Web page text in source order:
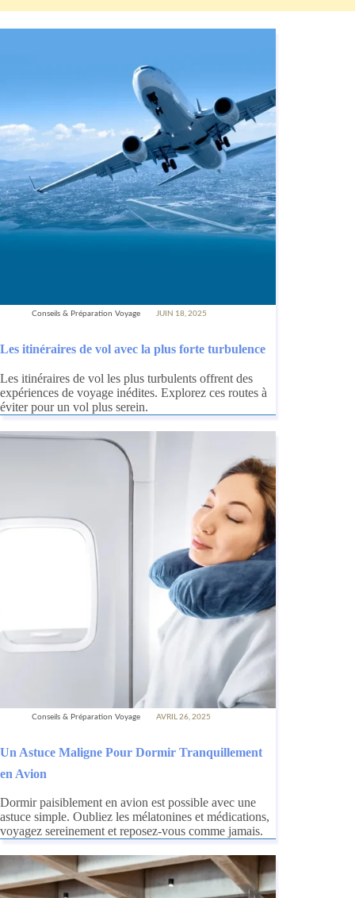
Conseils & Préparation Voyage JUIN 18, 2025
Les itinéraires de vol avec la plus forte turbulence
Les itinéraires de vol les plus turbulents offrent des
expériences de voyage inédites. Explorez ces routes à
éviter pour un vol plus serein.
Conseils & Préparation Voyage AVRIL 26, 2025
Un Astuce Maligne Pour Dormir Tranquillement
en Avion
Dormir paisiblement en avion est possible avec une
astuce simple. Oubliez les mélatonines et médications,
voyagez sereinement et reposez-vous comme jamais.